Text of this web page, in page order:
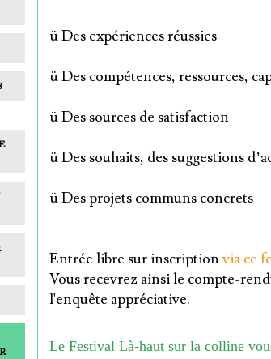
ü Des expériences réussies
ü Des compétences, ressources,
ü Des sources de satisfaction
ü Des souhaits, des suggestions
ü Des projets communs concrets
Entrée libre sur inscriptionvia ce
Vous recevrez ainsi le compte-
l'enquête appréciative.
Le Festival Là-haut sur la colline